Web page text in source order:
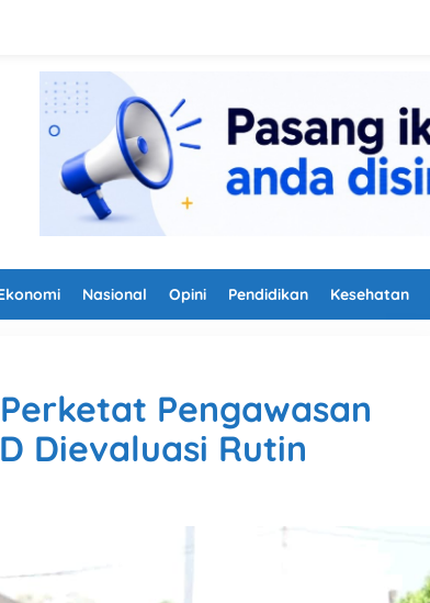
Nasional Opini Pendidikan Kesehatan
Pengawasan
Dievaluasi Rutin